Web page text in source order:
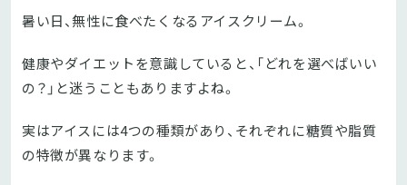
暑い日、無性に食べたくなるアイスクリーム。
健康やダイエットを意識していると、「どれを選べばいい
の？」と迷うこともありますよね。
実はアイスには4つの種類があり、それぞれに糖質や脂質
の特徴が異なります。